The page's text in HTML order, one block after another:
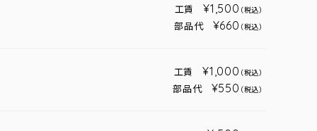
工賃 ¥1,500 （税込）
部品代 ¥660 （税込）
工賃 ¥1,000 （税込）
部品代 ¥550 （税込）